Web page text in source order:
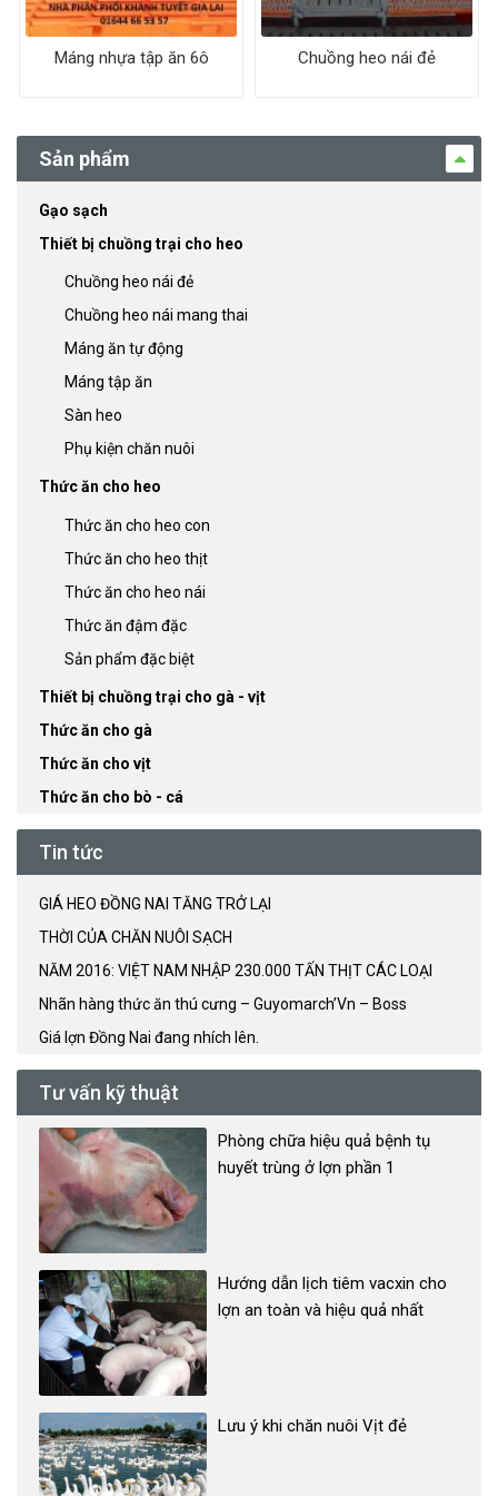
Máng nhựa tập ăn 6ô Chuồng heo nái đẻ
s
p
u
c
d
u
Sản phẩm
Gạo sạch
Thiết bị chuồng trại cho heo
Chuồng heo nái đẻ
Chuồng heo nái mang thai
Máng ăn tự động
Máng tập ăn
Sàn heo
Phụ kiện chăn nuôi
Thức ăn cho heo
Thức ăn cho heo con
Thức ăn cho heo thịt
Thức ăn cho heo nái
Thức ăn đậm đặc
Sản phẩm đặc biệt
Thiết bị chuồng trại cho gà - vịt
Thức ăn cho gà
Thức ăn cho vịt
Thức ăn cho bò - cá
Tin tức
GIÁ HEO ĐỒNG NAI TĂNG TRỞ LẠI
THỜI CỦA CHĂN NUÔI SẠCH
NĂM 2016: VIỆT NAM NHẬP 230.000 TẤN THỊT CÁC LOẠI
Nhãn hàng thức ăn thú cưng – Guyomarch’Vn – Boss
Giá lợn Đồng Nai đang nhích lên.
Tư vấn kỹ thuật
Phòng chữa hiệu quả bệnh tụ
huyết trùng ở lợn phần 1
Hướng dẫn lịch tiêm vacxin cho
lợn an toàn và hiệu quả nhất
Lưu ý khi chăn nuôi Vịt đẻ